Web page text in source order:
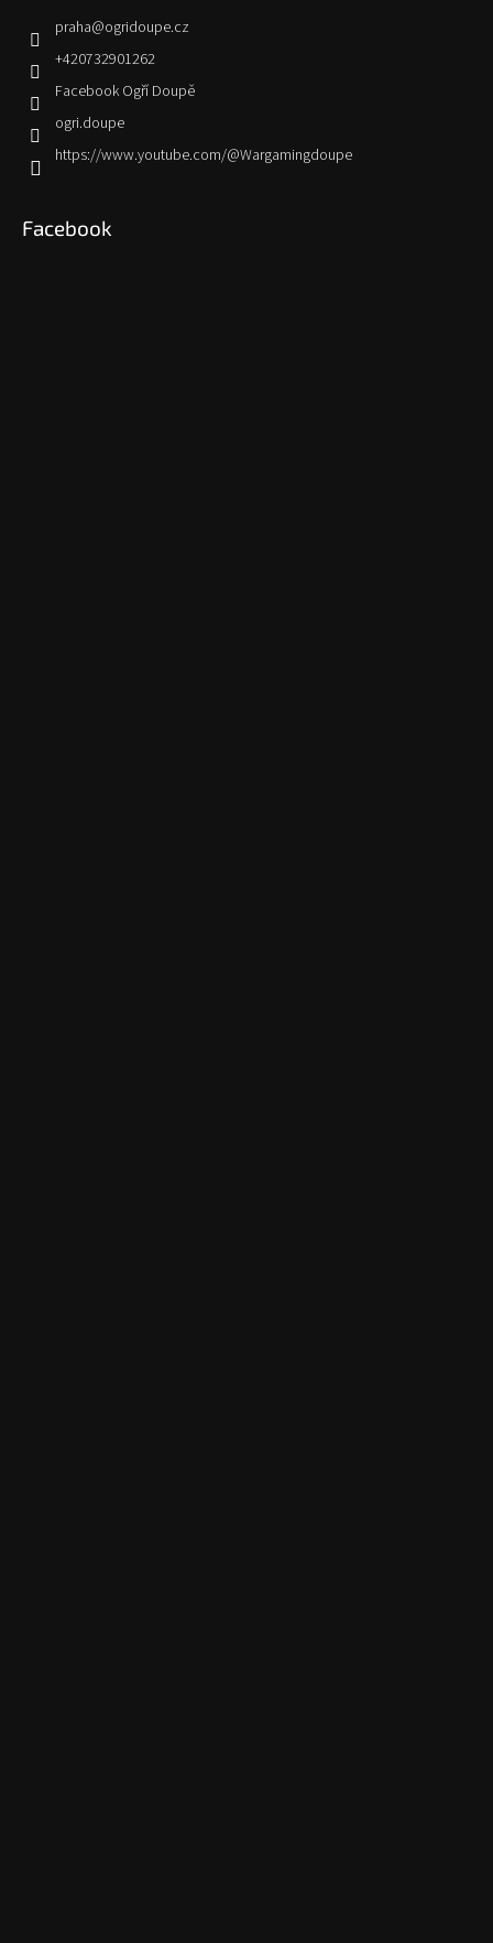
praha@ogridoupe.cz
+420732901262
Facebook Ogří Doupě
ogri.doupe
https://www.youtube.com/@Wargamingdoupe
Facebook